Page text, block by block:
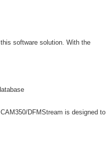
software solution. With the
DFMStream is designed to